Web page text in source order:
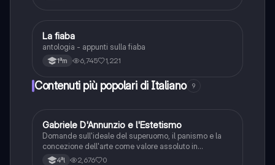
Italiano
La fiaba
antologia - appunti sulla fiaba
1ªm 6,745 1,221
Contenuti più popolari di Italiano 9
GItaliano
Gabriele D'Annunzio e l'Estetismo
Domande sull'ideale del superuomo, il panismo e la
concezione dell'arte come valore assoluto in
D'Annunzio.
4ªl 2,676 0